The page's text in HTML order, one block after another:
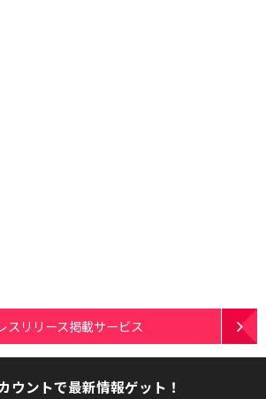
スリリース掲載サービス
ウントで最新情報ゲット！